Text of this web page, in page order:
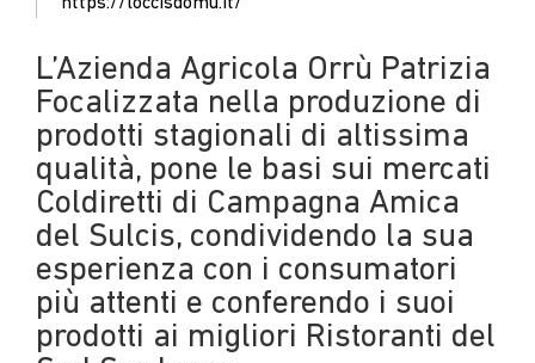
https://loccisdomu.it/
L’Azienda Agricola Orrù Patrizia
Focalizzata nella produzione di
prodotti stagionali di altissima
qualità, pone le basi sui mercati
Coldiretti di Campagna Amica
del Sulcis, condividendo la sua
esperienza con i consumatori
più attenti e conferendo i suoi
prodotti ai migliori Ristoranti del